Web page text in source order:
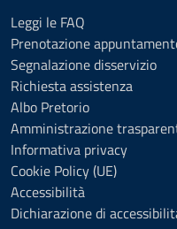
Leggi le FAQ
Prenotazione
Segnalazione disservizio
Richiesta assistenza
Albo Pretorio
Amministrazione
Informativa privacy
Cookie Policy (UE)
Accessibilità
Dichiarazione di